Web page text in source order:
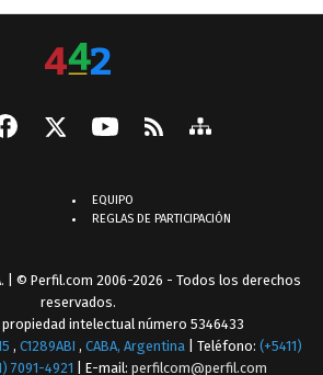
EQUIPO
REGLAS DE PARTICIPACIÓN
| © Perfil.com 2006-2026 - Todos los derechos
reservados.
intelectual número 5346433
, C1289ABI , CABA, Argentina | Teléfono: (+5411)
7091-4921 | E-mail: perfilcom@perfil.com